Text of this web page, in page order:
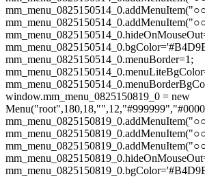
mm_menu_0825150514_0.menuBorder=1;
window.mm_menu_0825150819_0 = new